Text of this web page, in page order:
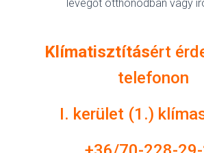
levegőt otthonodban vagy
Klímatisztításért
telefonon
I. kerület (1.)